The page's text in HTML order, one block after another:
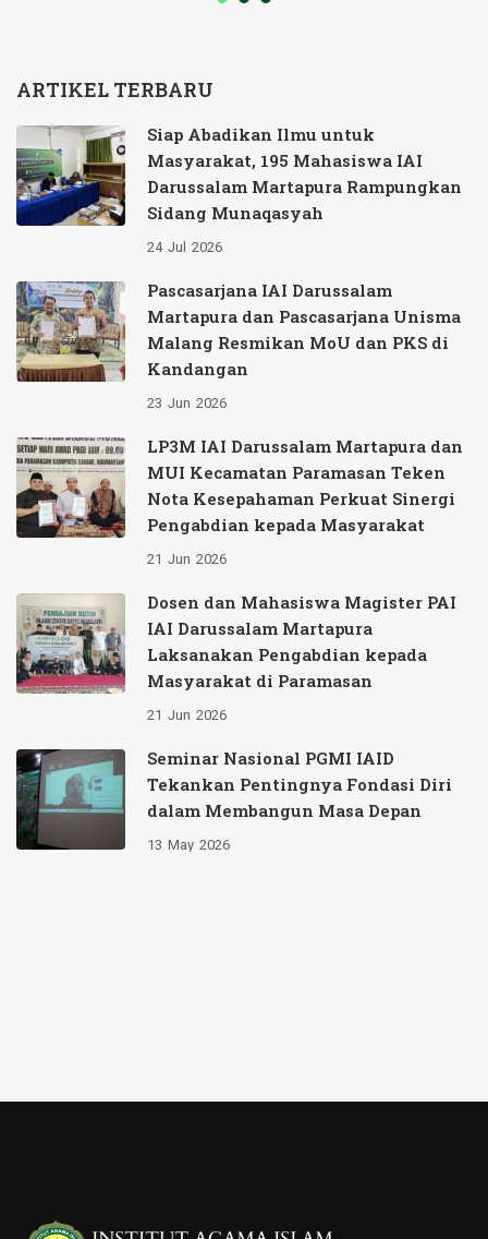
ARTIKEL TERBARU
Siap Abadikan Ilmu untuk
Masyarakat, 195 Mahasiswa IAI
Darussalam Martapura Rampungkan
Sidang Munaqasyah
24 Jul 2026
Pascasarjana IAI Darussalam
Martapura dan Pascasarjana Unisma
Malang Resmikan MoU dan PKS di
Kandangan
23 Jun 2026
LP3M IAI Darussalam Martapura dan
MUI Kecamatan Paramasan Teken
Nota Kesepahaman Perkuat Sinergi
Pengabdian kepada Masyarakat
21 Jun 2026
Dosen dan Mahasiswa Magister PAI
IAI Darussalam Martapura
Laksanakan Pengabdian kepada
Masyarakat di Paramasan
21 Jun 2026
Seminar Nasional PGMI IAID
Tekankan Pentingnya Fondasi Diri
dalam Membangun Masa Depan
13 May 2026